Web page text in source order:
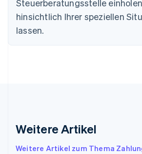
Steuerberatungsstelle
hinsichtlich Ihrer speziellen
lassen.
Weitere Artikel
Weitere Artikel zum Thema
简体中文English
Finnland
Frankreich
FrançaisEnglish
English
Italien
Italiano English